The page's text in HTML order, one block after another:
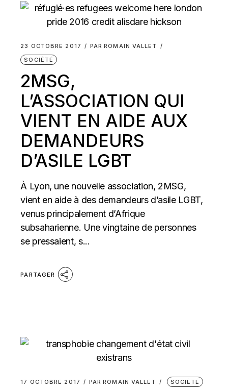
23 OCTOBRE 2017 PAR ROMAIN VALLET
SOCIÉTÉ
2MSG,
L’ASSOCIATION QUI
VIENT EN AIDE AUX
DEMANDEURS
D’ASILE LGBT
À Lyon, une nouvelle association, 2MSG,
vient en aide à des demandeurs d’asile LGBT,
venus principalement d’Afrique
subsaharienne. Une vingtaine de personnes
se pressaient, s...
PARTAGER
17 OCTOBRE 2017 PAR ROMAIN VALLET SOCIÉTÉ